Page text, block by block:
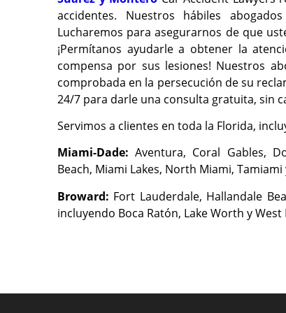
accidentes. Nuestros hábiles
Lucharemos para asegurarnos de que
¡Permítanos ayudarle a obtener la
compensa por sus lesiones! Nuestros
comprobada en la persecución de su
24/7 para darle una consulta gratuita, sin
Servimos a clientes en toda la Florida,
Miami-Dade: Aventura, Coral Gables,
Beach, Miami Lakes, North Miami,
Broward: Fort Lauderdale, Hallandale
incluyendo Boca Ratón, Lake Worth y West